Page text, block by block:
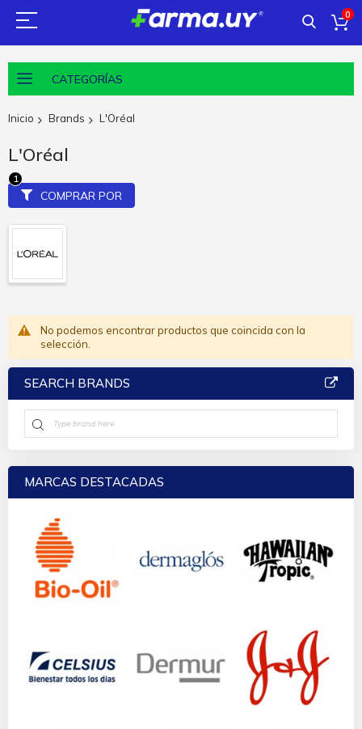
0
CATEGORÍAS
Inicio Brands L'Oréal
L'Oréal
No podemos encontrar productos que coincida con la
selección.
COMPRAR POR
SEARCH BRANDS
MARCAS DESTACADAS